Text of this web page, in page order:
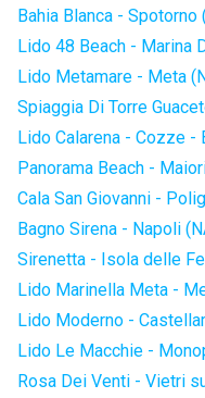
Bahia Blanca - Spotorno
Lido 48 Beach - Marina
Lido Metamare - Meta
Spiaggia Di Torre
Lido Calarena - Cozze -
Panorama Beach -
Cala San Giovanni -
Bagno Sirena - Napoli
Sirenetta - Isola delle
Lido Marinella Meta -
Lido Moderno -
Lido Le Macchie -
Rosa Dei Venti - Vietri